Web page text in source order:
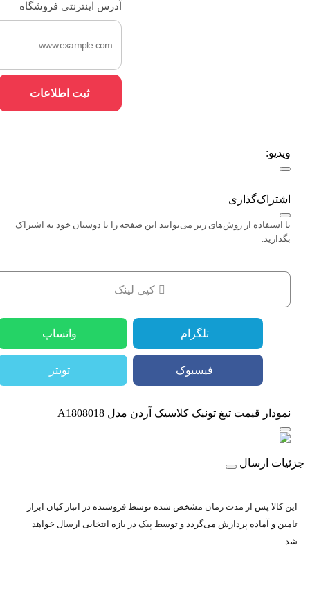
آدرس اینترنتی فروشگاه
ثبت اطلاعات
ویدیو:
اشتراک‌گذاری
با استفاده از روش‌های زیر می‌توانید این صفحه را با دوستان خود به اشتراک
بگذارید.
کپی لینک
تلگرام واتساپ
فیسبوک تویتر
نمودار قیمت تیغ تونیک کلاسیک آردن مدل A1808018
جزئیات ارسال
این کالا پس از مدت زمان مشخص شده توسط فروشنده در انبار کیان ابزار
تامین و آماده پردازش می‌گردد و توسط پیک در بازه انتخابی ارسال خواهد
شد.